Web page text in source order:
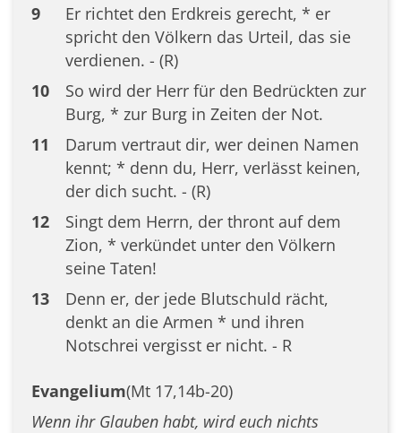
9
Er richtet den Erdkreis gerecht, * er
spricht den Völkern das Urteil, das sie
verdienen. - (R)
10
So wird der Herr für den Bedrückten zur
Burg, * zur Burg in Zeiten der Not.
11
Darum vertraut dir, wer deinen Namen
kennt; * denn du, Herr, verlässt keinen,
der dich sucht. - (R)
12
Singt dem Herrn, der thront auf dem
Zion, * verkündet unter den Völkern
seine Taten!
13
Denn er, der jede Blutschuld rächt,
denkt an die Armen * und ihren
Notschrei vergisst er nicht. - R
Evangelium(Mt 17,14b-20)
Wenn ihr Glauben habt, wird euch nichts